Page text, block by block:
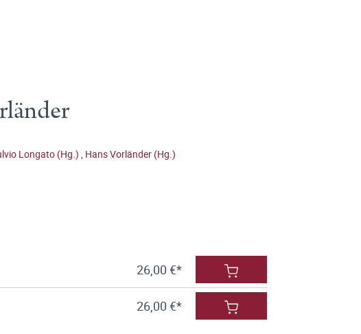
Longato (Hg.) , Hans Vorländer (Hg.)
26,00 €*
26,00 €*